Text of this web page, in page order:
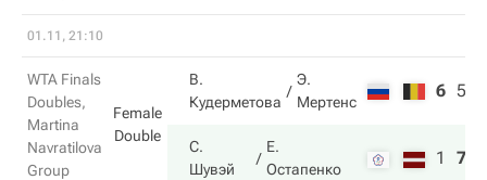
01.11, 21:10
WTA Finals
Doubles,
Martina
Navratilova
Group
Female
Double
В.
Кудерметова
Э.
Мертенс
6 5
С.
Шувэй
Е.
Остапенко
1 7